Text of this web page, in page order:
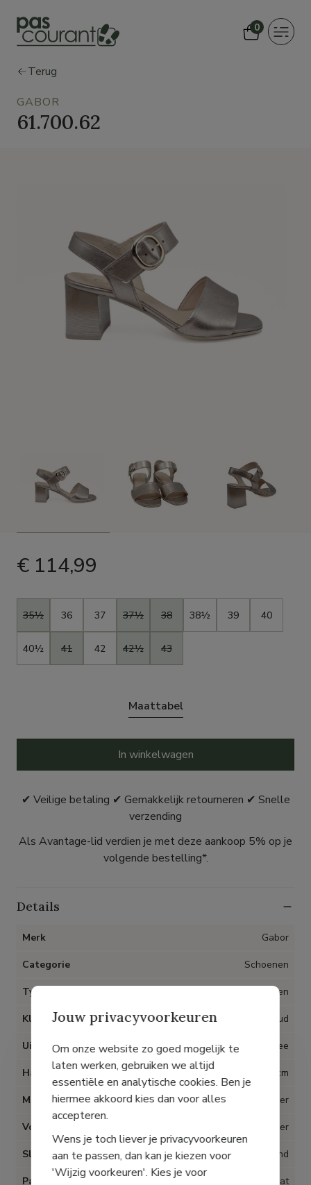
0
Toggle
Terug
GABOR
61.700.62
€ 114,99
Maat
35½ 36 37 37½ 38 38½ 39 40
40½ 41 42 42½ 43
Maattabel
In winkelwagen
✔ Veilige betaling ✔ Gemakkelijk retourneren ✔ Snelle
verzending
Als Avantage-lid verdien je met deze aankoop 5% op je
volgende bestelling*.
Details
Merk Gabor
Categorie Schoenen
Type artikel Sandalen
Kleur Goud
Uitneembare inlegzolen Nee
Hak 6 cm
Materiaal Metallic leder
Voering Leder
Sluiting Klittenband
Pasvorm Op maat
Jouw privacyvoorkeuren
Om onze website zo goed mogelijk te
laten werken, gebruiken we altijd
essentiële en analytische cookies. Ben je
hiermee akkoord kies dan voor alles
accepteren.
Wens je toch liever je privacyvoorkeuren
aan te passen, dan kan je kiezen voor
'Wijzig voorkeuren'. Kies je voor